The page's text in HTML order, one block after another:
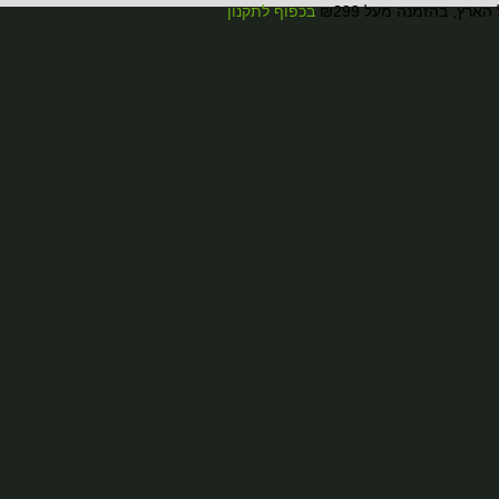
בהזמנה מעל ₪299 בכפוף לתקנון